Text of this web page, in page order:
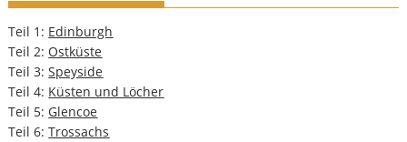
Teil 1: Edinburgh
Teil 2: Ostküste
Teil 3:Speyside
Teil 4: Küsten und Löcher
Teil 5: Glencoe
Teil 6:Trossachs